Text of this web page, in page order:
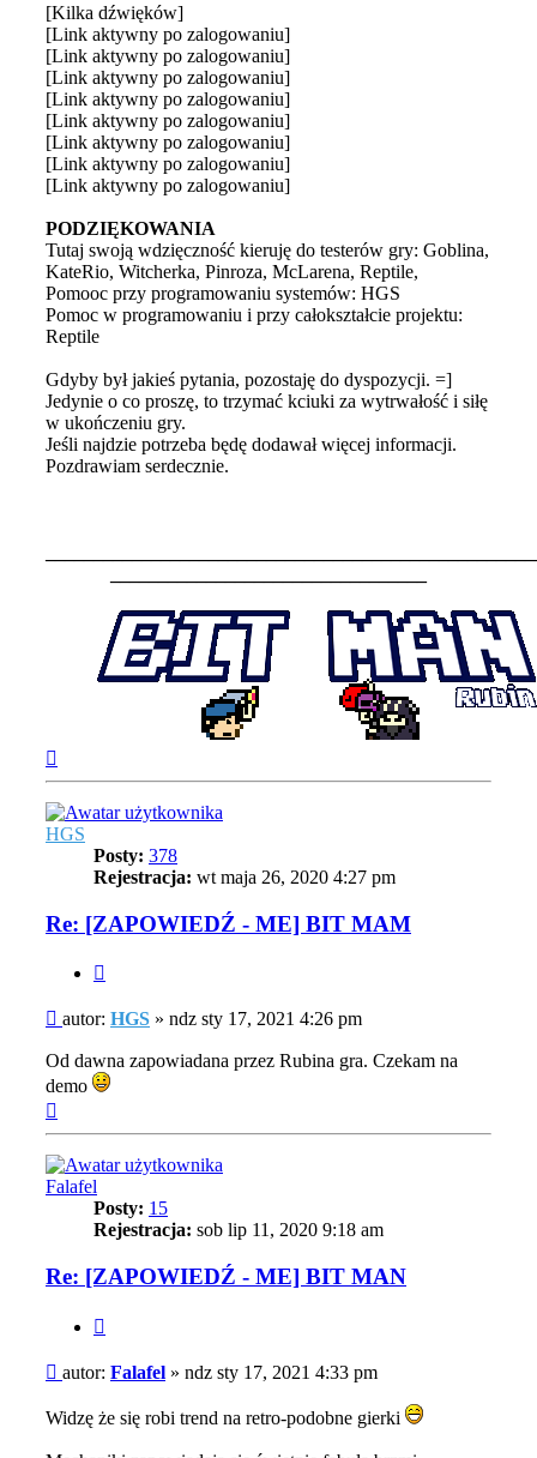
[Kilka dźwięków]
[Link aktywny po zalogowaniu]
[Link aktywny po zalogowaniu]
[Link aktywny po zalogowaniu]
[Link aktywny po zalogowaniu]
[Link aktywny po zalogowaniu]
[Link aktywny po zalogowaniu]
[Link aktywny po zalogowaniu]
[Link aktywny po zalogowaniu]
PODZIĘKOWANIA
Tutaj swoją wdzięczność kieruję do testerów gry: Goblina,
KateRio, Witcherka, Pinroza, McLarena, Reptile,
Pomooc przy programowaniu systemów: HGS
Pomoc w programowaniu i przy całokształcie projektu:
Reptile
Gdyby był jakieś pytania, pozostaję do dyspozycji. =]
Jedynie o co proszę, to trzymać kciuki za wytrwałość i siłę
w ukończeniu gry.
Jeśli najdzie potrzeba będę dodawał więcej informacji.
Pozdrawiam serdecznie.
HGS
Posty: 378
Rejestracja: wt maja 26, 2020 4:27 pm
Re: [ZAPOWIEDŹ - ME] BIT MAM
Post
autor: HGS » ndz sty 17, 2021 4:26 pm
Od dawna zapowiadana przez Rubina gra. Czekam na
demo
Falafel
Posty: 15
Rejestracja: sob lip 11, 2020 9:18 am
Re: [ZAPOWIEDŹ - ME] BIT MAN
Post
autor: Falafel » ndz sty 17, 2021 4:33 pm
Widzę że się robi trend na retro-podobne gierki